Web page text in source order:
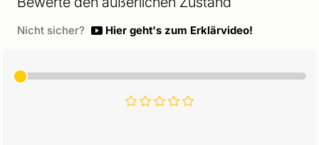
Nicht sicher? Hier geht's zum Erklärvideo!